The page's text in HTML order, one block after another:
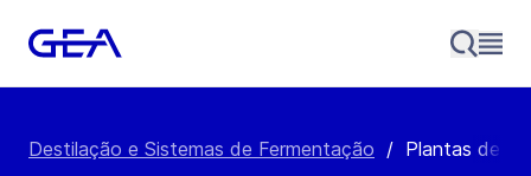
Destilação e Sistemas de Fermentação / Plantas de